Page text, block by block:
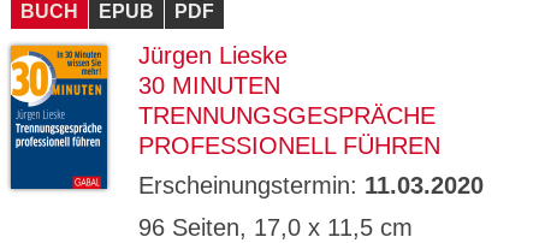
BUCH EPUB PDF
Jürgen Lieske
30 MINUTEN
TRENNUNGSGESPRÄCHE
PROFESSIONELL FÜHREN
Erscheinungstermin: 11.03.2020
96 Seiten, 17,0 x 11,5 cm